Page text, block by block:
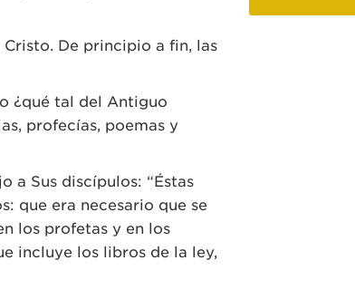
De principio a fin, las
¿qué tal del Antiguo
profecías, poemas y
a Sus discípulos: “Éstas
que era necesario que se
los profetas y en los
incluye los libros de la ley,